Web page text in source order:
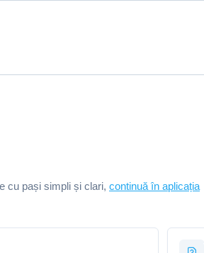
cu pași simpli și clari, continuă în aplicația